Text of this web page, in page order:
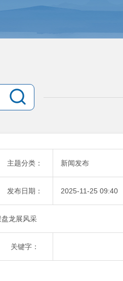
主题分类： 新闻发布
发布日期： 2025-11-25 09:40
龙展风采
关键字：